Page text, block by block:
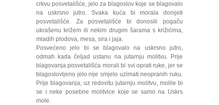
crkvu posvetališće, jelo za blagoslov koje se blagovalo
na uskrsno jutro. Svaka kuća bi morala donijeti
posvetališće. Za posvetališće bi donosili pogaču
ukrašenu križem ili nekim drugim šarama s križićima,
mladih plodova, mesa, sira i jaja.
Posvećeno jelo bi se blagovalo na uskrsno jutro,
odmah kada čeljad ustanu na jutarnju molitvu. Prije
blagovanja posvetališća morali bi svi oprati ruke, jer se
blagoslovljeno jelo nije smjelo uzimati neopranih ruku.
Prije blagovanja, uz redovitu jutarnju molitvu, molile bi
se i neke posebne molitvice koje se samo na Uskrs
mole.